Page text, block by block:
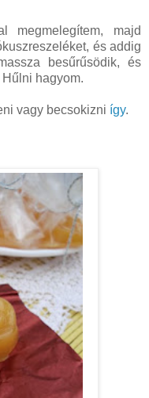
megmelegítem, majd
és addig
besűrűsödik, és
hagyom.
vagy becsokizni így.